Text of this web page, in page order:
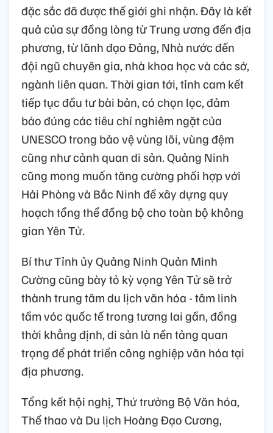
đặc sắc đã được thế giới ghi nhận. Đây là kết
quả của sự đồng lòng từ Trung ương đến địa
phương, từ lãnh đạo Đảng, Nhà nước đến
đội ngũ chuyên gia, nhà khoa học và các sở,
ngành liên quan. Thời gian tới, tỉnh cam kết
tiếp tục đầu tư bài bản, có chọn lọc, đảm
bảo đúng các tiêu chí nghiêm ngặt của
UNESCO trong bảo vệ vùng lõi, vùng đệm
cũng như cảnh quan di sản. Quảng Ninh
cũng mong muốn tăng cường phối hợp với
Hải Phòng và Bắc Ninh để xây dựng quy
hoạch tổng thể đồng bộ cho toàn bộ không
gian Yên Tử.
Bí thư Tỉnh ủy Quảng Ninh Quản Minh
Cường cũng bày tỏ kỳ vọng Yên Tử sẽ trở
thành trung tâm du lịch văn hóa - tâm linh
tầm vóc quốc tế trong tương lai gần, đồng
thời khẳng định, di sản là nền tảng quan
trọng để phát triển công nghiệp văn hóa tại
địa phương.
Tổng kết hội nghị, Thứ trưởng Bộ Văn hóa,
Thể thao và Du lịch Hoàng Đạo Cương,